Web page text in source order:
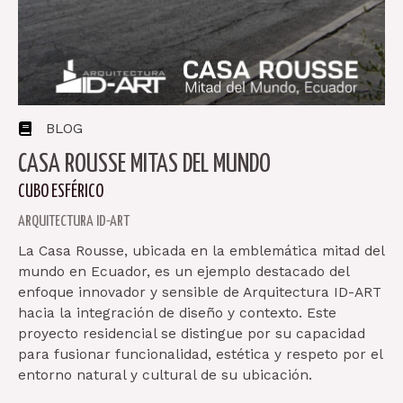
BLOG
CASA ROUSSE MITAS DEL MUNDO
CUBO ESFÉRICO
ARQUITECTURA ID-ART
La Casa Rousse, ubicada en la emblemática mitad del
mundo en Ecuador, es un ejemplo destacado del
enfoque innovador y sensible de Arquitectura ID-ART
hacia la integración de diseño y contexto. Este
proyecto residencial se distingue por su capacidad
para fusionar funcionalidad, estética y respeto por el
entorno natural y cultural de su ubicación.